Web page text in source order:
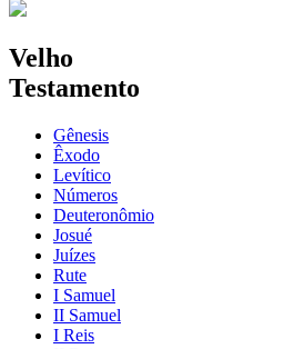
Velho
Testamento
Gênesis
Êxodo
Levítico
Números
Deuteronômio
Josué
Juízes
Rute
I Samuel
II Samuel
I Reis